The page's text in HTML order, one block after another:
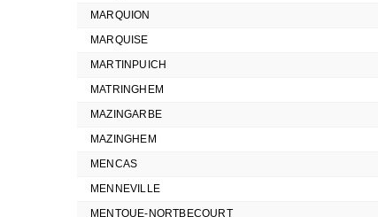
MARQUION
MARQUISE
MARTINPUICH
MATRINGHEM
MAZINGARBE
MAZINGHEM
MENCAS
MENNEVILLE
MENTQUE-NORTBECOURT